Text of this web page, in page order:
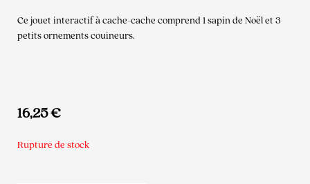
Ce jouet interactif à cache-cache comprend 1 sapin de Noël et 3
petits ornements couineurs.
16,25€
Rupture de stock